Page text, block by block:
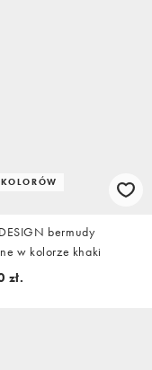
bermudy
w kolorze khaki
zł.